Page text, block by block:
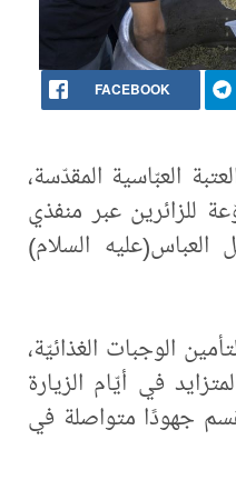
FACEBOOK
العبّاسية المقدّسة،
للزائرين عبر منفذي
السلام)
الوجبات الغذائيّة،
في أيّام الزيارة
جهودًا متواصلة في